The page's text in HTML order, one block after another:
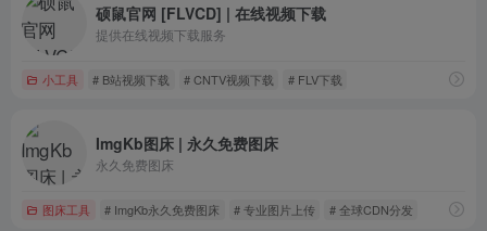
硕鼠官网 [FLVCD] | 在线视频下载
提供在线视频下载服务
小工具 # B站视频下载 # CNTV视频下载 # FLV下载
ImgKb图床 | 永久免费图床
永久免费图床
图床工具 # ImgKb永久免费图床 # 专业图片上传 # 全球CDN分发